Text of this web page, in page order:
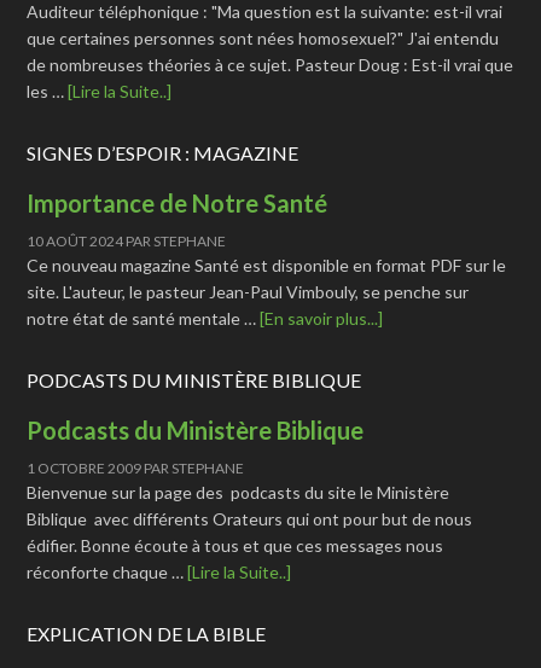
Auditeur téléphonique : "Ma question est la suivante: est-il vrai
que certaines personnes sont nées homosexuel?" J'ai entendu
de nombreuses théories à ce sujet. Pasteur Doug : Est-il vrai que
les …[Lire la Suite..]
SIGNES D’ESPOIR : MAGAZINE
Importance de Notre Santé
10 AOÛT 2024PAR STEPHANE
Ce nouveau magazine Santé est disponible en format PDF sur le
site. L'auteur, le pasteur Jean-Paul Vimbouly, se penche sur
notre état de santé mentale …[En savoir plus...]
PODCASTS DU MINISTÈRE BIBLIQUE
Podcasts du Ministère Biblique
1 OCTOBRE 2009 PAR STEPHANE
Bienvenue sur la page des podcasts du site le Ministère
Biblique avec différents Orateurs qui ont pour but de nous
édifier. Bonne écoute à tous et que ces messages nous
réconforte chaque …[Lire la Suite..]
EXPLICATION DE LA BIBLE